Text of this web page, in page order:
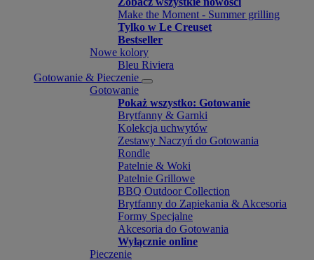
Make the Moment - Summer grilling
Tylko w Le Creuset
Bestseller
Nowe kolory
Bleu Riviera
Gotowanie & Pieczenie
Gotowanie
Pokaż wszystko: Gotowanie
Brytfanny & Garnki
Kolekcja uchwytów
Zestawy Naczyń do Gotowania
Rondle
Patelnie & Woki
Patelnie Grillowe
BBQ Outdoor Collection
Brytfanny do Zapiekania & Akcesoria
Formy Specjalne
Akcesoria do Gotowania
Wyłącznie online
Pieczenie